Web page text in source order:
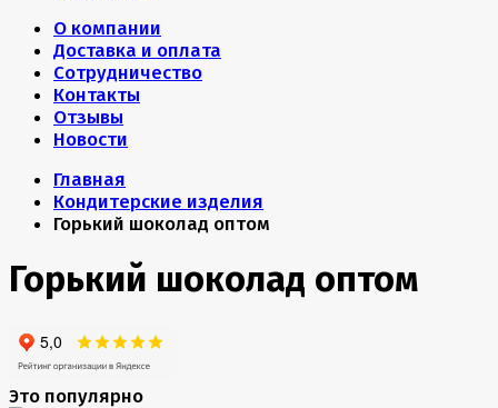
О компании
Доставка и оплата
Сотрудничество
Контакты
Отзывы
Новости
Главная
Кондитерские изделия
Горький шоколад оптом
Горький шоколад оптом
Это популярно